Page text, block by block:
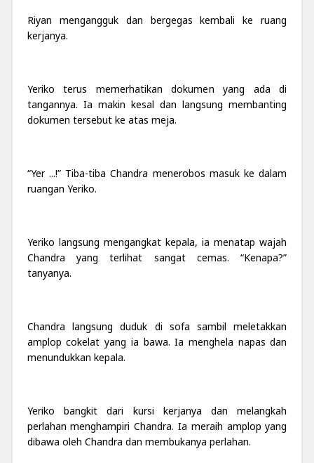
Riyan mengangguk dan bergegas kembali ke ruang
kerjanya.
Yeriko terus memerhatikan dokumen yang ada di
tangannya. Ia makin kesal dan langsung membanting
dokumen tersebut ke atas meja.
“Yer ...!” Tiba-tiba Chandra menerobos masuk ke dalam
ruangan Yeriko.
Yeriko langsung mengangkat kepala, ia menatap wajah
Chandra yang terlihat sangat cemas. “Kenapa?”
tanyanya.
Chandra langsung duduk di sofa sambil meletakkan
amplop cokelat yang ia bawa. Ia menghela napas dan
menundukkan kepala.
Yeriko bangkit dari kursi kerjanya dan melangkah
perlahan menghampiri Chandra. Ia meraih amplop yang
dibawa oleh Chandra dan membukanya perlahan.